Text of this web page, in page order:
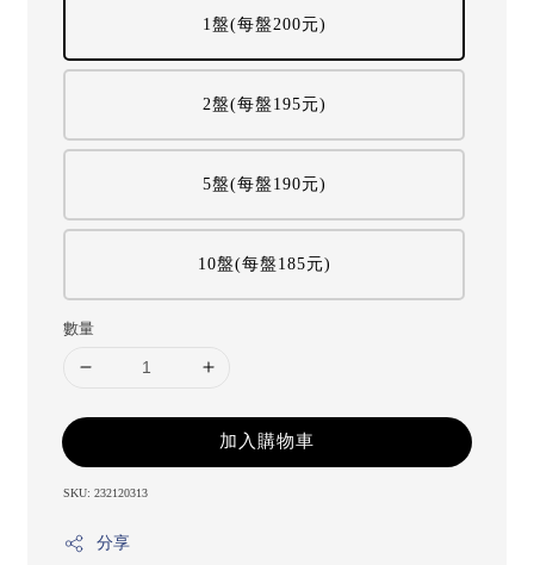
1盤(每盤200元)
2盤(每盤195元)
5盤(每盤190元)
10盤(每盤185元)
數量
加入購物車
SKU: 232120313
分享